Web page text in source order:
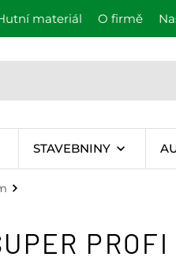
materiál O firmě
STAVEBNINY
PROFI